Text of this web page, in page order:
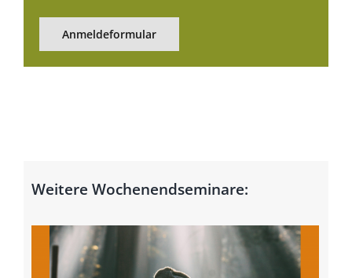
Anmeldeformular
Weitere Wochenendseminare: